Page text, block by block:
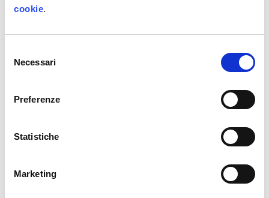
cookie.
delNecessari
Preferenze
Statistiche
Marketing
Cantiere 4.0
PROGRAMMA
4.0
Saluti introduttivi
Confindustria Udine